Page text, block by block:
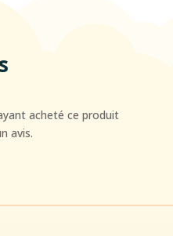
acheté ce produit
avis.